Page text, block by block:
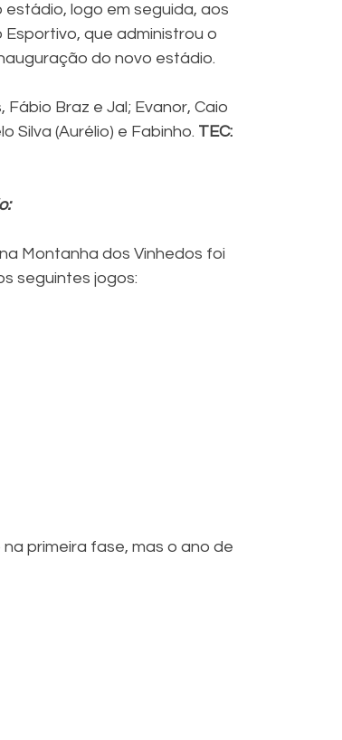
logo em seguida, aos
que administrou o
do novo estádio.
Fábio Braz e Jal; Evanor, Caio
Silva (Aurélio) e Fabinho. TEC:
Montanha dos Vinhedos foi
seguintes jogos:
primeira fase, mas o ano de